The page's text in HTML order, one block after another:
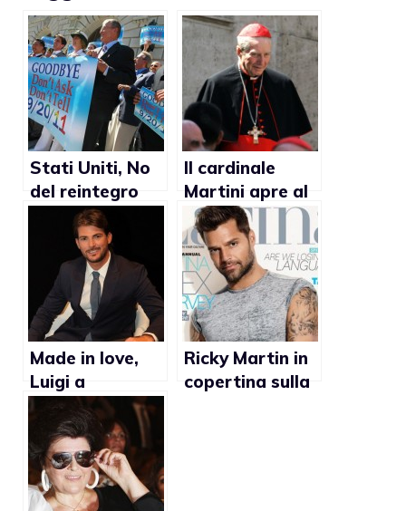
Stati Uniti, No
del reintegro
Don’t Ask Don’t
Tell da parte
Repubblicani se
eletti
Il cardinale
Martini apre al
matrimonio gay
Made in love,
Luigi a
Gayprider: “A
Uomini e donne
ci sono gay che
fingono di
essere etero”
Ricky Martin in
copertina sulla